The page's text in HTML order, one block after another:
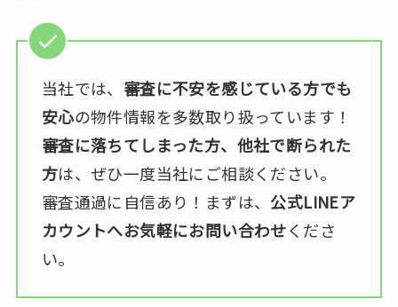
当社では、 審査に不安を感じている方でも
安心の物件情報を多数取り扱っています！
審査に落ちてしまった方、他社で断られた
方は、ぜひ一度当社にご相談ください。
審査通過に自信あり！まずは、 公式LINEア
カウントへお気軽にお問い合わせくださ
い。